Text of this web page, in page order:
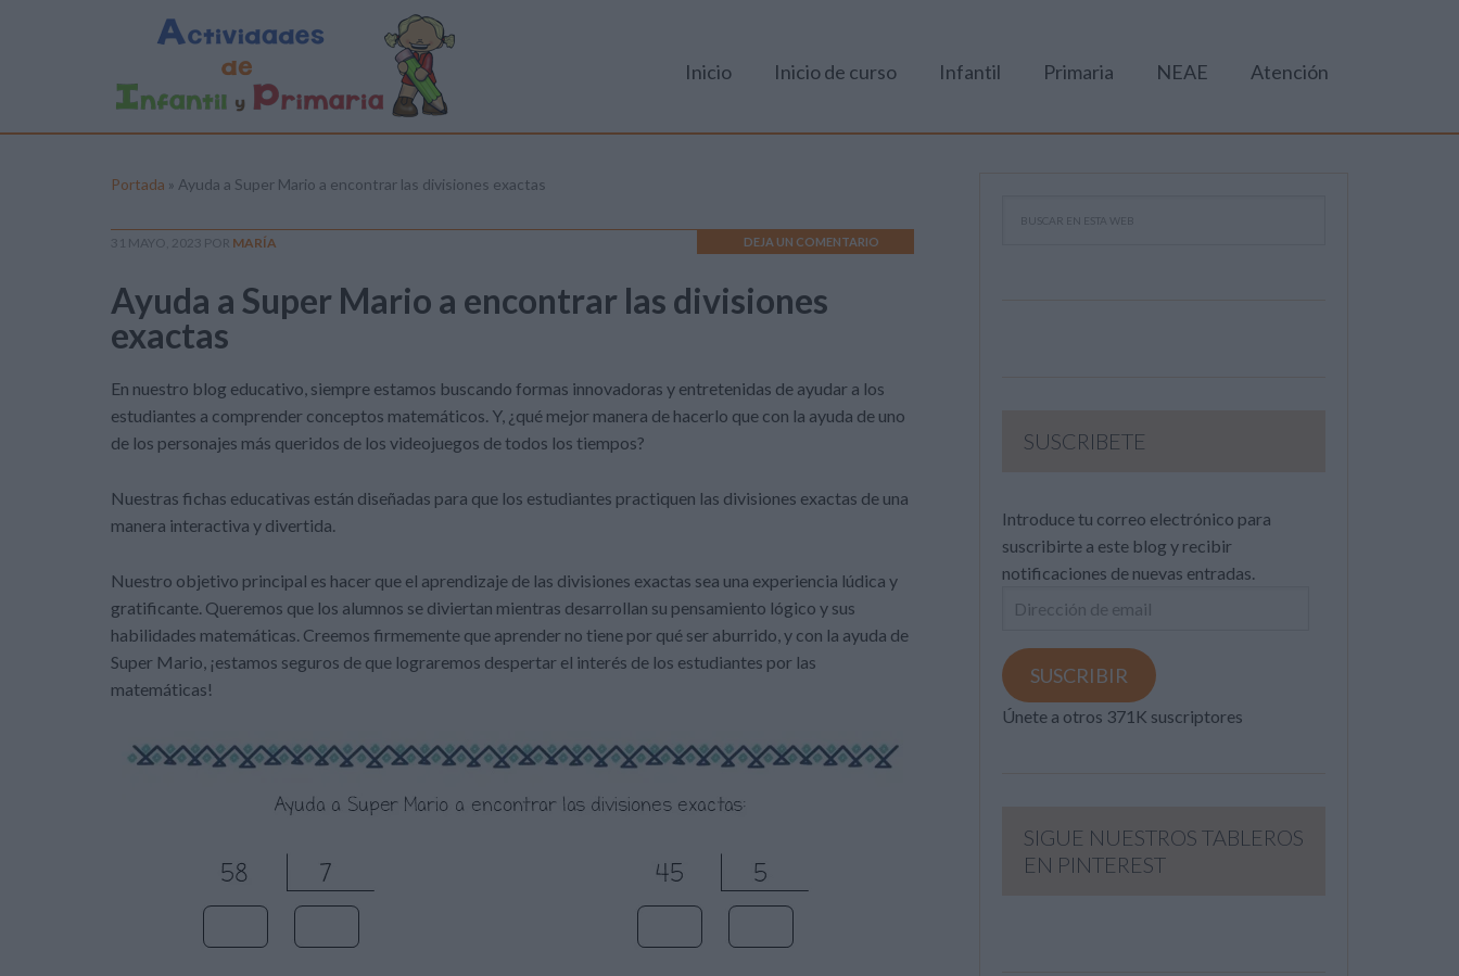
Inicio Inicio de curso Infantil Primaria NEAE Atención
Portada » Ayuda a Super Mario a encontrar las divisiones exactas
31 MAYO, 2023 POR MARÍA DEJA UN COMENTARIO
Ayuda a Super Mario a encontrar las divisiones
exactas
En nuestro blog educativo, siempre estamos buscando formas innovadoras y entretenidas de ayudar a los
estudiantes a comprender conceptos matemáticos. Y, ¿qué mejor manera de hacerlo que con la ayuda de uno
de los personajes más queridos de los videojuegos de todos los tiempos?
Nuestras fichas educativas están diseñadas para que los estudiantes practiquen las divisiones exactas de una
manera interactiva y divertida.
Nuestro objetivo principal es hacer que el aprendizaje de las divisiones exactas sea una experiencia lúdica y
gratificante. Queremos que los alumnos se diviertan mientras desarrollan su pensamiento lógico y sus
habilidades matemáticas. Creemos firmemente que aprender no tiene por qué ser aburrido, y con la ayuda de
Super Mario, ¡estamos seguros de que lograremos despertar el interés de los estudiantes por las
matemáticas!
SUSCRIBETE
Introduce tu correo electrónico para
suscribirte a este blog y recibir
notificaciones de nuevas entradas.
Dirección
email
SUSCRIBIR
Únete a otros 371K suscriptores
SIGUE NUESTROS TABLEROS
EN PINTEREST